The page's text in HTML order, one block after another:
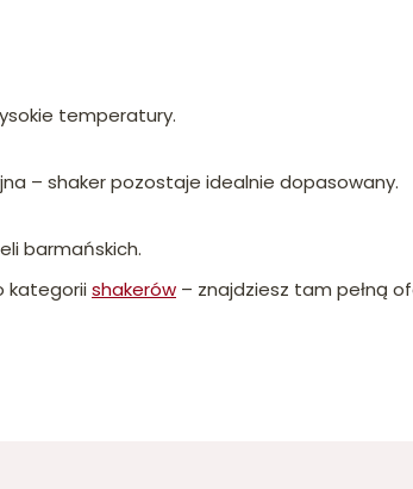
temperatury.
– shaker pozostaje idealnie dopasowany.
barmańskich.
kategoriishakerów – znajdziesz tam pełną